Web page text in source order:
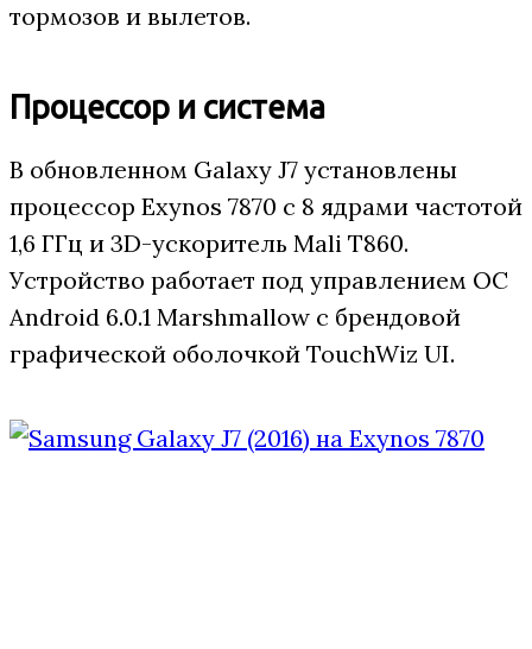
тормозов и вылетов.
Процессор и система
В обновленном Galaxy J7 установлены
процессор Exynos 7870 с 8 ядрами частотой
1,6 ГГц и 3D-ускоритель Mali T860.
Устройство работает под управлением ОС
Android 6.0.1 Marshmallow с брендовой
графической оболочкой TouchWiz UI.